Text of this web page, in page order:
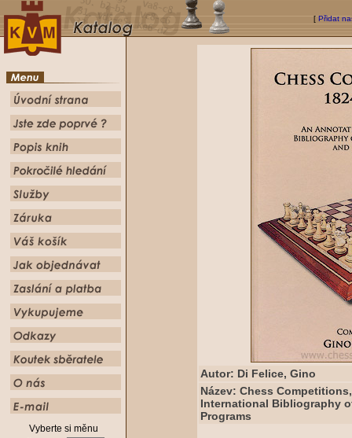
[ Přidat
Vyberte si měnu
Autor: Di Felice, Gino
Název: Chess
International Bibliography
Programs